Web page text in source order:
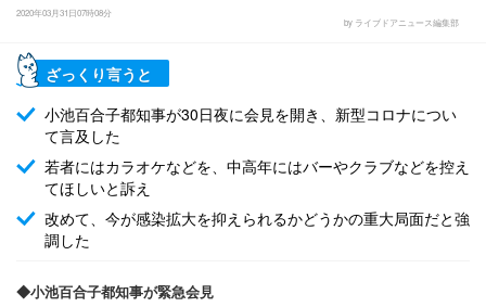
2020年03月31日07時08分
by ライブドアニュース編集部
ざっくり言うと
小池百合子都知事が30日夜に会見を開き、新型コロナについ
て言及した
若者にはカラオケなどを、中高年にはバーやクラブなどを控え
てほしいと訴え
改めて、今が感染拡大を抑えられるかどうかの重大局面だと強
調した
◆小池百合子都知事が緊急会見